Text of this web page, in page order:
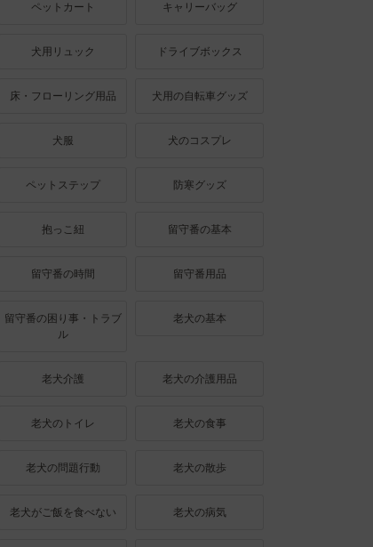
ペットカート キャリーバッグ
犬用リュック ドライブボックス
床・フローリング用品 犬用の自転車グッズ
犬服 犬のコスプレ
ペットステップ 防寒グッズ
抱っこ紐 留守番の基本
留守番の時間 留守番用品
留守番の困り事・トラブ
ル
老犬の基本
老犬介護 老犬の介護用品
老犬のトイレ 老犬の食事
老犬の問題行動 老犬の散歩
老犬がご飯を食べない 老犬の病気